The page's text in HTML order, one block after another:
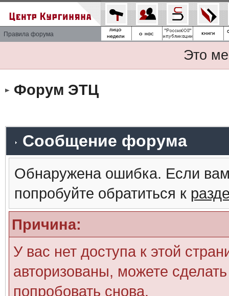
Правила форума
Это
Форум ЭТЦ
Сообщение форума
Обнаружена ошибка. Если
попробуйте обратиться к
Причина:
У вас нет доступа к этой
авторизованы, можете
попробовать снова.